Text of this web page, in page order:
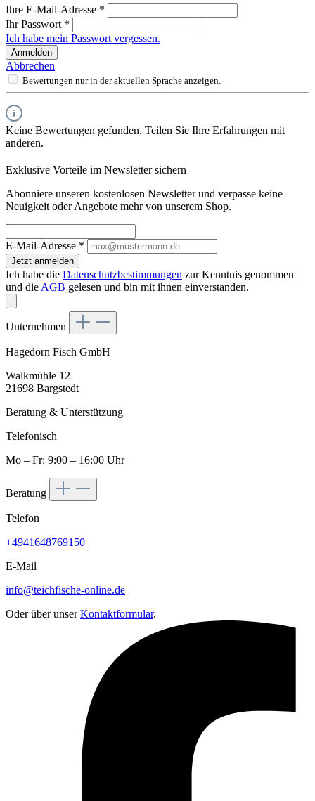
Ihre E-Mail-Adresse *
Ihr Passwort *
Ich habe mein Passwort vergessen.
Anmelden
Abbrechen
Bewertungen nur in der aktuellen Sprache anzeigen.
Keine Bewertungen gefunden. Teilen Sie Ihre Erfahrungen mit
anderen.
Exklusive Vorteile im Newsletter sichern
Abonniere unseren kostenlosen Newsletter und verpasse keine
Neuigkeit oder Angebote mehr von unserem Shop.
E-Mail-Adresse *
Jetzt anmelden
Ich habe die Datenschutzbestimmungen zur Kenntnis genommen
und die AGB gelesen und bin mit ihnen einverstanden.
Unternehmen
Hagedorn Fisch GmbH
Walkmühle 12
21698 Bargstedt
Beratung & Unterstützung
Telefonisch
Mo – Fr: 9:00 – 16:00 Uhr
Beratung
Telefon
+4941648769150
E-Mail
info@teichfische-online.de
Oder über unserKontaktformular.